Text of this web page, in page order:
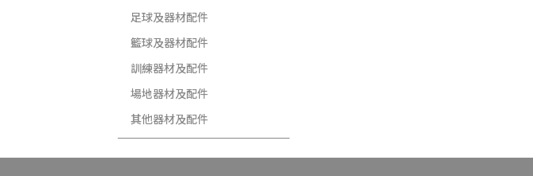
足球及器材配件
籃球及器材配件
訓練器材及配件
場地器材及配件
其他器材及配件